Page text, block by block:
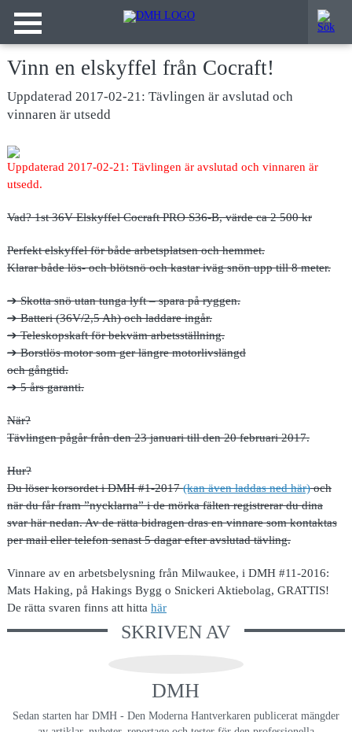
Vinn en elskyffel från Cocraft!
Uppdaterad 2017-02-21: Tävlingen är avslutad och
vinnaren är utsedd
Uppdaterad 2017-02-21: Tävlingen är avslutad och vinnaren är
utsedd.
Vad?1st 36V Elskyffel Cocraft PRO S36-B, värde ca 2 500 kr
Perfekt elskyffel för både arbetsplatsen och hemmet.
Klarar både lös- och blötsnö och kastar iväg snön upp till 8 meter.
➔ Skotta snö utan tunga lyft – spara på ryggen.
➔ Batteri (36V/2,5 Ah) och laddare ingår.
➔ Teleskopskaft för bekväm arbetsställning.
➔ Borstlös motor som ger längre motorlivslängd
och gångtid.
➔ 5 års garanti.
När?
Tävlingen pågår från den 23 januari till den 20 februari 2017.
Hur?
Du löser korsordet i DMH #1-2017(kan även laddas ned här)och
när du får fram ”nycklarna” i de mörka fälten registrerar du dina
svar här nedan. Av de rätta bidragen dras en vinnare som kontaktas
per mail eller telefon senast 5 dagar efter avslutad tävling.
Vinnare av en arbetsbelysning från Milwaukee, i DMH #11-2016:
Mats Haking, på Hakings Bygg o Snickeri Aktiebolag, GRATTIS!
De rätta svaren finns att hitta här
SKRIVEN AV
DMH
Sedan starten har DMH - Den Moderna Hantverkaren publicerat mängder